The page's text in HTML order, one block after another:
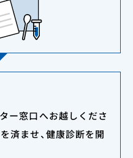
ー窓口へお越しくださ
済ませ、健康診断を開